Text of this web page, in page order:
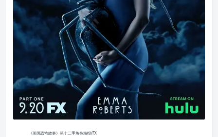
《美国恐怖故事》第十二季角色海报/FX